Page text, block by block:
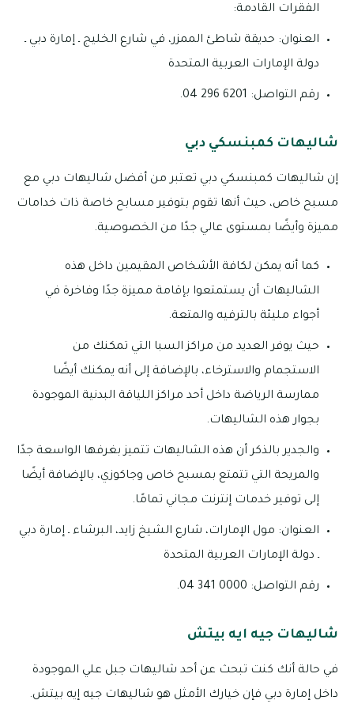
الفقرات القادمة:
العنوان: حديقة شاطئ الممزر، في شارع الخليج ـ إمارة دبي ـ
دولة الإمارات العربية المتحدة
رقم التواصل: 6201 296 04.
شاليهات كمبنسكي دبي
إن شاليهات كمبنسكي دبي تعتبر من أفضل شاليهات دبي مع
مسبح خاص، حيث أنها تقوم بتوفير مسابح خاصة ذات خدامات
مميزة وأيضًا بمستوى عالي جدًا من الخصوصية.
كما أنه يمكن لكافة الأشخاص المقيمين داخل هذه
الشاليهات أن يستمتعوا بإقامة مميزة جدًا وفاخرة في
أجواء مليئة بالترفيه والمتعة.
حيث يوفر العديد من مراكز السبا التي تمكنك من
الاستجمام والاسترخاء، بالإضافة إلى أنه يمكنك أيضًا
ممارسة الرياضة داخل أحد مراكز اللياقة البدنية الموجودة
بجوار هذه الشاليهات.
والجدير بالذكر أن هذه الشاليهات تتميز بغرفها الواسعة جدًا
والمريحة التي تتمتع بمسبح خاص وجاكوزي، بالإضافة أيضًا
إلى توفير خدمات إنترنت مجاني تمامًا.
العنوان: مول الإمارات، شارع الشيخ زايد، البرشاء ـ إمارة دبي
ـ دولة الإمارات العربية المتحدة
رقم التواصل: 0000 341 04.
شاليهات جيه ايه بيتش
في حالة أنك كنت تبحث عن أحد شاليهات جبل علي الموجودة
داخل إمارة دبي فإن خيارك الأمثل هو شاليهات جيه إيه بيتش.